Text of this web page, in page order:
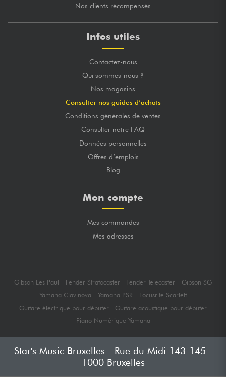
Nos clients récompensés
Infos utiles
Contactez-nous
Qui sommes-nous ?
Nos magasins
Consulter nos guides d’achats
Conditions générales de ventes
Consulter notre FAQ
Données personnelles
Offres d’emplois
Blog
Mon compte
Mes commandes
Mes adresses
Gibson Les Paul Fender Stratocaster Fender Telecaster
Gibson SG
Yamaha Clavinova
Yamaha PSR
Focusrite Scarlett
Guitare électrique pour débuter
Guitare acoustique pour débuter
Piano Numérique Yamaha
Star's Music Bruxelles - Rue du Midi 143-145 -
1000 Bruxelles